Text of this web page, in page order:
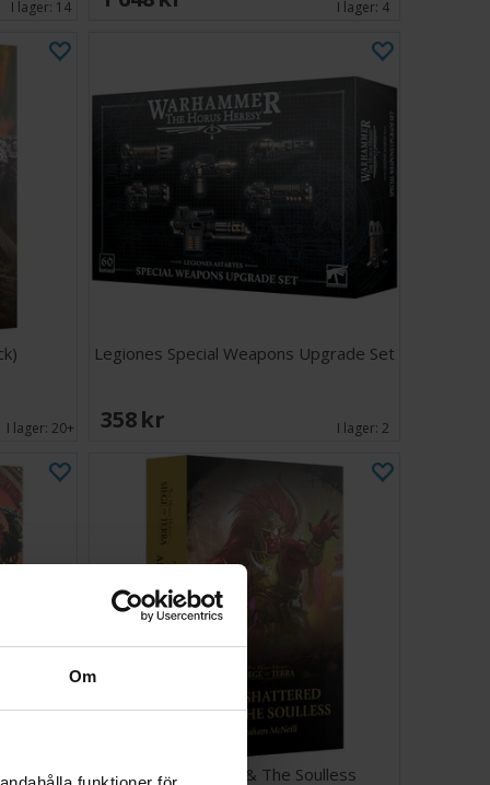
Om
I lager: 14 I lager: 4
I lager:20+
Legiones Special Weapons Upgrade Set
358 SEK I lager:2
3
The Shattered & The Soulless